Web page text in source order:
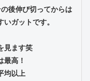
後伸び切ってからは
見ます笑
最高！
均以上